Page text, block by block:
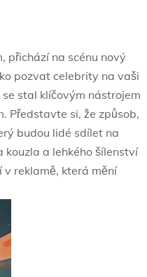
přichází na scénu nový
pozvat celebrity na vaši
stal klíčovým nástrojem
Představte si, že způsob,
budou lidé sdílet na
a lehkého šílenství
v reklamě, která mění